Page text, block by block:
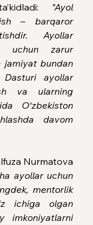
"Ayol
– barqaror
Ayollar
uchun zarur
jamiyat bundan
Dasturi ayollar
va ularning
O‘zbekiston
davom
Nurmatova
ayollar uchun
mentorlik
ichiga olgan
imkoniyatlarni